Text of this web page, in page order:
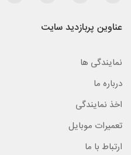
عناوین پربازدید سایت
نمایندگی ها
درباره ما
اخذ نمایندگی
تعمیرات موبایل
ارتباط با ما